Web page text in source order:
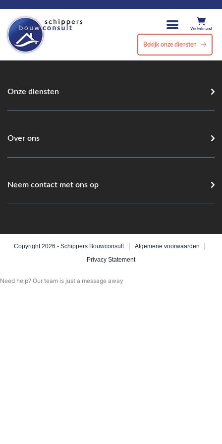
Winkelmand
Bekijk onze diensten
Onze diensten
Over ons
Neem contact met ons op
Copyright 2026 - Schippers Bouwconsult
Algemene voorwaarden
Privacy Statement
Need help? Our team is just a message away